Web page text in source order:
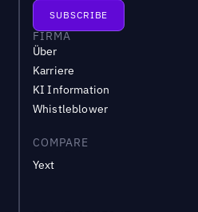
FIRMA
Über
Karriere
KI Information
Whistleblower
COMPARE
Yext